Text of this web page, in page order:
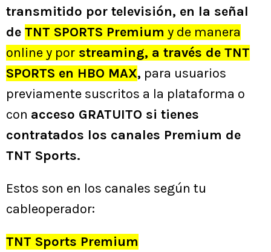
transmitido por televisión, en la señal
de TNT SPORTS Premium y de manera
online y por streaming, a través de TNT
SPORTS en HBO MAX, para usuarios
previamente suscritos a la plataforma o
con acceso GRATUITO si tienes
contratados los canales Premium de
TNT Sports.
Estos son en los canales según tu
cableoperador:
TNT Sports Premium